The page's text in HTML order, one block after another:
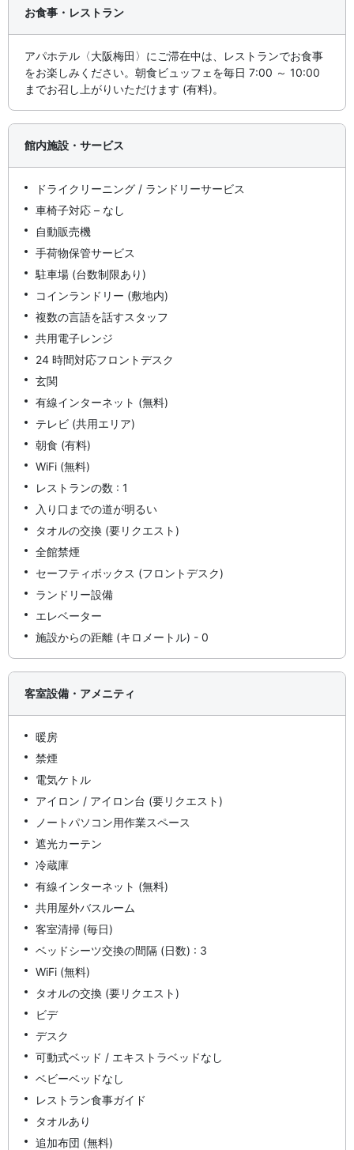
お食事・レストラン
アパホテル〈大阪梅田〉にご滞在中は、レストランでお食事
をお楽しみください。朝食ビュッフェを毎日 7:00 ～ 10:00
までお召し上がりいただけます (有料)。
館内施設・サービス
ドライクリーニング / ランドリーサービス
車椅子対応 – なし
自動販売機
手荷物保管サービス
駐車場 (台数制限あり)
コインランドリー (敷地内)
複数の言語を話すスタッフ
共用電子レンジ
24 時間対応フロントデスク
玄関
有線インターネット (無料)
テレビ (共用エリア)
朝食 (有料)
WiFi (無料)
レストランの数 : 1
入り口までの道が明るい
タオルの交換 (要リクエスト)
全館禁煙
セーフティボックス (フロントデスク)
ランドリー設備
エレベーター
施設からの距離 (キロメートル) - 0
客室設備・アメニティ
暖房
禁煙
電気ケトル
アイロン / アイロン台 (要リクエスト)
ノートパソコン用作業スペース
遮光カーテン
冷蔵庫
有線インターネット (無料)
共用屋外バスルーム
客室清掃 (毎日)
ベッドシーツ交換の間隔 (日数) : 3
WiFi (無料)
タオルの交換 (要リクエスト)
ビデ
デスク
可動式ベッド / エキストラベッドなし
ベビーベッドなし
レストラン食事ガイド
タオルあり
追加布団 (無料)